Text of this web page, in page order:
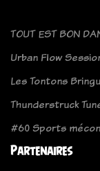
TOUT EST BON
Urban Flow
Les Tontons
Thunderstruck
#60 Sports
Partenaires